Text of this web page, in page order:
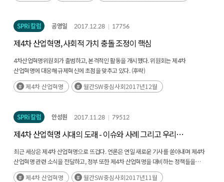
SPRi 칼럼 공영일 2017.12.28 17756
제4차 산업혁명, 사회적 가치 충돌 조정이 핵심
4차산업혁명위원회가 출범하고, 본격적인 활동을 개시했다. 위원회는 제4차
산업혁명에 대응해 규제혁신에 초점을 맞추고 있다. (후략)
제4차 산업혁명
월간SW중심사회2017년12월
SPRi 칼럼 안성원 2017.11.28 79512
제4차 산업혁명 시대의 도래 - 이슈와 사례 그리고 우리의
대응
최근 세상은 제4차 산업혁명으로 뜨겁다. 언론은 연일 새로운 기사를 쏟아내며 제4차
산업혁명 관련 소식을 전달하고, 정부 또한 제4차 산업혁명을 대비하는 정책들을
쏟아내고 있다. (후략)
제4차 산업혁명 월간SW중심사회2017년11월